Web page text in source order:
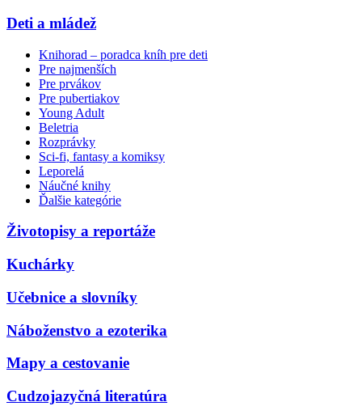
Deti a mládež
Knihorad – poradca kníh pre deti
Pre najmenších
Pre prvákov
Pre pubertiakov
Young Adult
Beletria
Rozprávky
Sci-fi, fantasy a komiksy
Leporelá
Náučné knihy
Ďalšie kategórie
Životopisy a reportáže
Kuchárky
Učebnice a slovníky
Náboženstvo a ezoterika
Mapy a cestovanie
Cudzojazyčná literatúra